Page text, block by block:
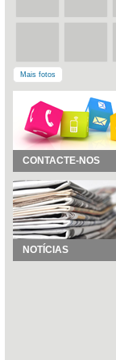
Mais fotos
CONTACTE-NOS
NOTÍCIAS